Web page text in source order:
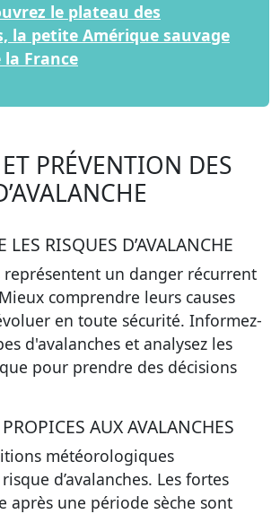
le plateau des
la petite Amérique sauvage
France
PRÉVENTION DES
LES RISQUES D’AVALANCHE
représentent un danger récurrent
comprendre leurs causes
en toute sécurité. Informez-
d'avalanches et analysez les
pour prendre des décisions
AUX AVALANCHES
météorologiques
d’avalanches. Les fortes
après une période sèche sont